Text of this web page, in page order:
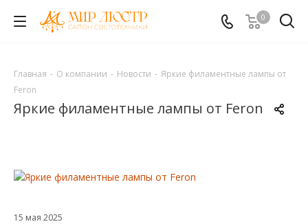
0
Главная - О компании - Новости - Яркие филаментные лампы от
Feron
Яркие филаментные лампы от Feron
15 мая 2025